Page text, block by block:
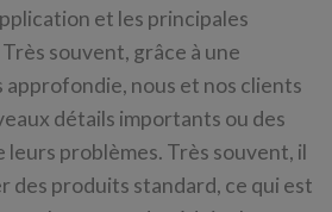
et les principales
souvent, grâce à une
approfondie, nous et nos clients
détails importants ou des
leurs problèmes. Très souvent, il
des produits standard, ce qui est